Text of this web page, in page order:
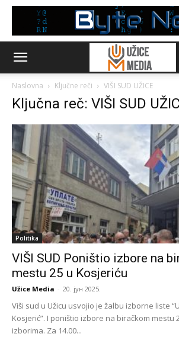
Naslovna Ključne reči VIŠI SUD UŽICE
Ključna reč: VIŠI SUD
Politika
VIŠI SUD Poništio izbore na
mestu 25 u Kosjeriću
Užice Media - 20. јун 2025.
Viši sud u Užicu usvojio je žalbu izborne liste
Kosjerić”. I poništio izbore na biračkom mestu
izborima. Za 14.00...